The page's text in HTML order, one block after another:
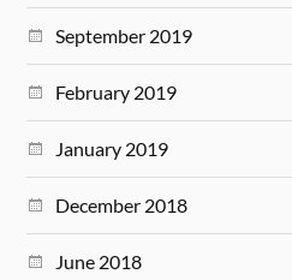
September 2019
February 2019
January 2019
December 2018
June 2018